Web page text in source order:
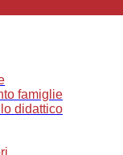
famiglie
didattico